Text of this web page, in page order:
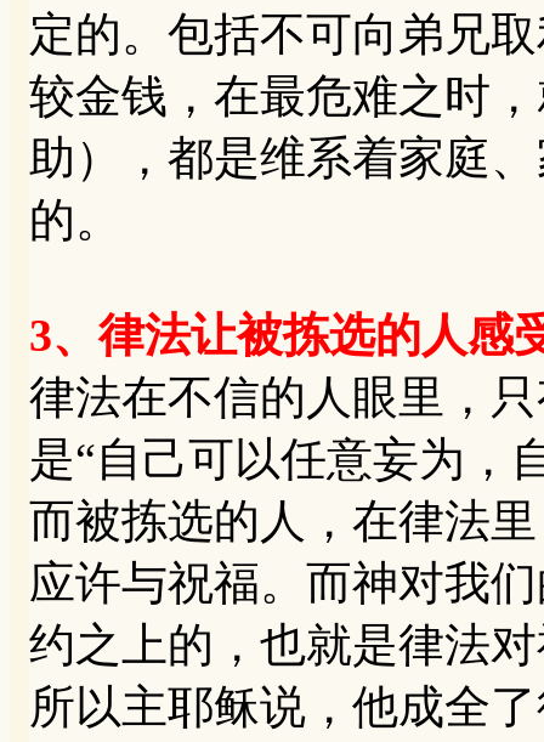
定的。包括不可向弟兄
较金钱，在最危难之时
助），都是维系着家庭
的。
3、律法让被拣选的人感
律法在不信的人眼里，
是“自己可以任意妄为，
而被拣选的人，在律法
应许与祝福。而神对我
约之上的，也就是律法
所以主耶稣说，他成全